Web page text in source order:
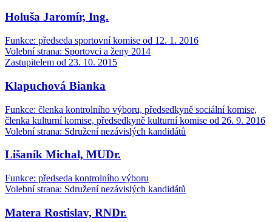
Holuša Jaromír, Ing.
Funkce: předseda sportovní komise od 12. 1. 2016
Volební strana: Sportovci a ženy 2014
Zastupitelem od 23. 10. 2015
Klapuchová Bianka
Funkce: členka kontrolního výboru, předsedkyně sociální komise,
členka kulturní komise, předsedkyně kulturní komise od 26. 9. 2016
Volební strana: Sdružení nezávislých kandidátů
Lišaník Michal, MUDr.
Funkce: předseda kontrolního výboru
Volební strana: Sdružení nezávislých kandidátů
Matera Rostislav, RNDr.